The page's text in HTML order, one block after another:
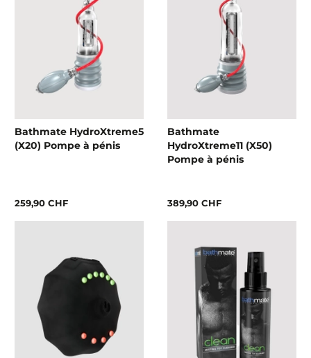
Bathmate HydroXtreme5
(X20) Pompe à pénis
259,90 CHF
Bathmate
HydroXtreme11 (X50)
Pompe à pénis
389,90 CHF